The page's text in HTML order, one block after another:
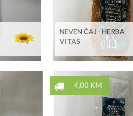
NEVEN ČAJ - HERBA
VITAS
4,00 KM